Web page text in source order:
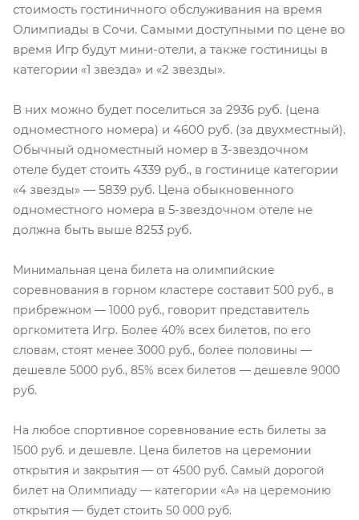
стоимость гостиничного обслуживания на время
Олимпиады в Сочи. Самыми доступными по цене во
время Игр будут мини-отели, а также гостиницы в
категории «1 звезда» и «2 звезды».
В них можно будет поселиться за 2936 руб. (цена
одноместного номера) и 4600 руб. (за двухместный).
Обычный одноместный номер в 3-звездочном
отеле будет стоить 4339 руб., в гостинице категории
«4 звезды» — 5839 руб. Цена обыкновенного
одноместного номера в 5-звездочном отеле не
должна быть выше 8253 руб.
Минимальная цена билета на олимпийские
соревнования в горном кластере составит 500 руб., в
прибрежном — 1000 руб., говорит представитель
оргкомитета Игр. Более 40% всех билетов, по его
словам, стоят менее 3000 руб., более половины —
дешевле 5000 руб., 85% всех билетов — дешевле 9000
руб.
На любое спортивное соревнование есть билеты за
1500 руб. и дешевле. Цена билетов на церемонии
открытия и закрытия — от 4500 руб. Самый дорогой
билет на Олимпиаду — категории «А» на церемонию
открытия — будет стоить 50 000 руб.